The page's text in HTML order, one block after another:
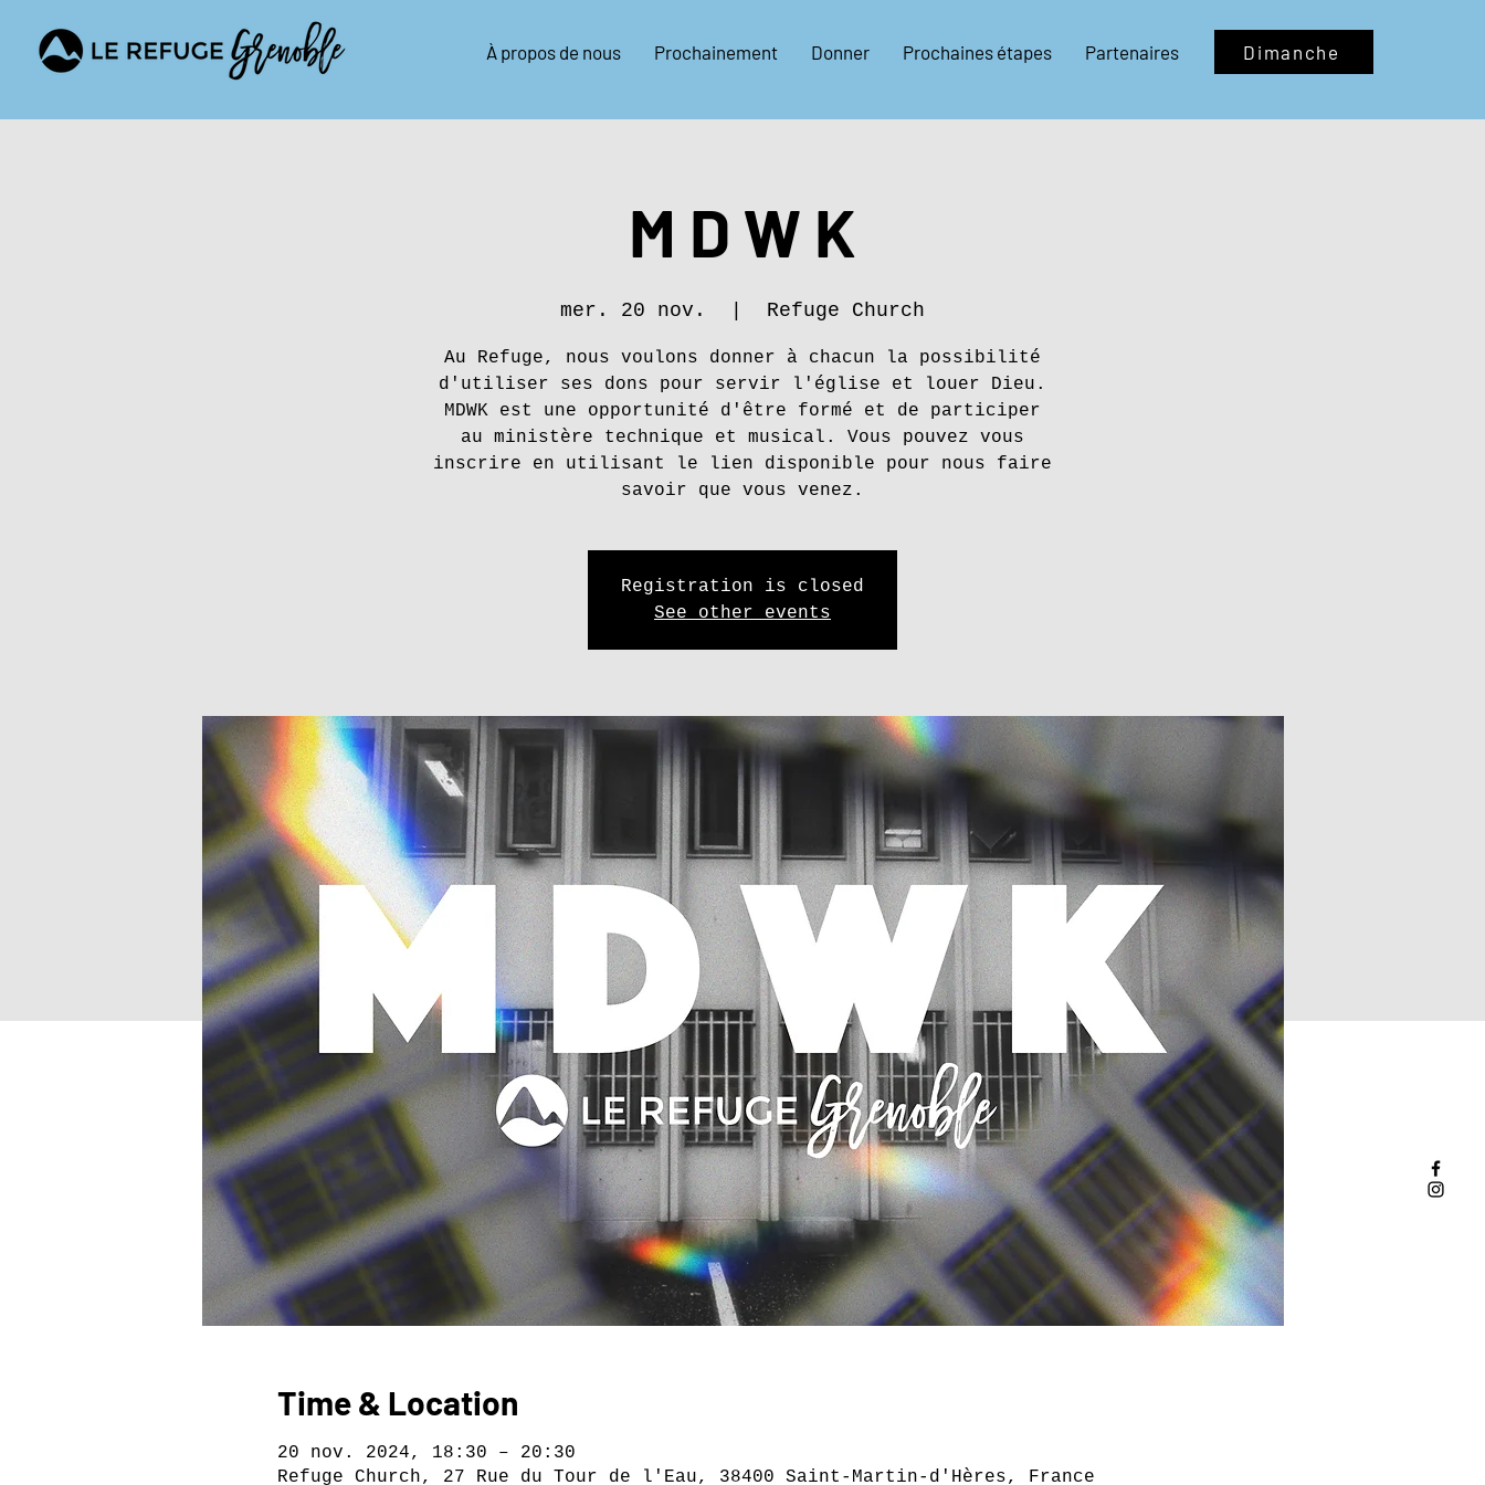
À propos de nous Prochainement Donner Prochaines étapes Partenaires Dimanche
M D W K
mer. 20 nov. Refuge Church
Au Refuge, nous voulons donner à chacun la possibilité
d'utiliser ses dons pour servir l'église et louer Dieu.
MDWK est une opportunité d'être formé et de participer
au ministère technique et musical. Vous pouvez vous
inscrire en utilisant le lien disponible pour nous faire
savoir que vous venez.
Registration is closed
See other events
Time & Location
20 nov. 2024, 18:30 – 20:30
Refuge Church, 27 Rue du Tour de l'Eau, 38400 Saint-Martin-d'Hères, France